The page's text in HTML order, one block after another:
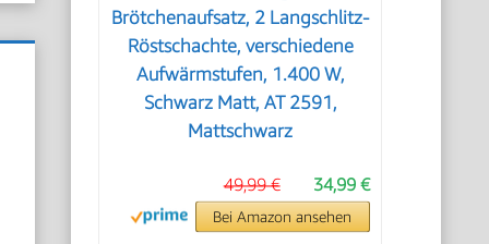
Brötchenaufsatz, 2 Langschlitz-
Röstschachte, verschiedene
Aufwärmstufen, 1.400 W,
Schwarz Matt, AT 2591,
Mattschwarz
34,99 €
49,99 €
Bei Amazon ansehen